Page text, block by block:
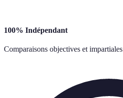
100% Indépendant
Comparaisons objectives et impartiales